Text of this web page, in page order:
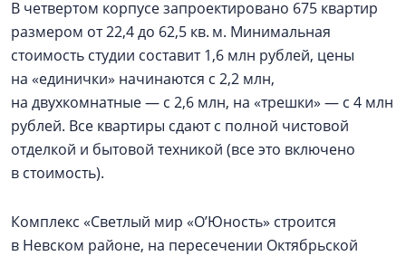
В четвертом корпусе запроектировано 675 квартир
размером от 22,4 до 62,5 кв. м. Минимальная
стоимость студии составит 1,6 млн рублей, цены
на «единички» начинаются с 2,2 млн,
на двухкомнатные — с 2,6 млн, на «трешки» — с 4 млн
рублей. Все квартиры сдают с полной чистовой
отделкой и бытовой техникой (все это включено
в стоимость).
Комплекс «Светлый мир «О’Юность» строится
в Невском районе, на пересечении Октябрьской